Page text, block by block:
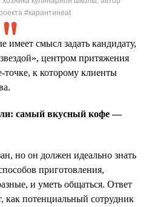
#карантинeat
имеет смысл задать кандидату,
центром притяжения
к которому клиенты
самый вкусный кофе —
но он должен идеально знать
приготовления,
и уметь общаться. Ответ
как потенциальный сотрудник